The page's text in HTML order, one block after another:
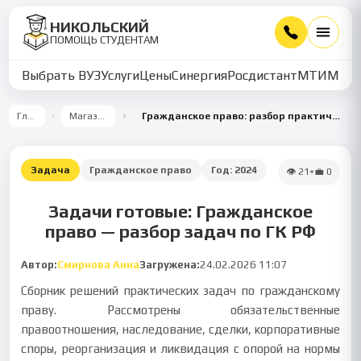
НИКОЛЬСКИЙ
ПОМОЩЬ СТУДЕНТАМ
Выбрать ВУЗУслугиЦеныСинергияРосдистантМТИММУ
Главная Магазин работ Гражданское право: разбор практических задач по обязательствам и наследованию
Задача Гражданское право Год: 2024 👁 21 •💼 0
Задачи готовые: Гражданское
право — разбор задач по ГК РФ
Автор:Смирнова АннаЗагружена:24.02.2026 11:07
Сборник решений практических задач по гражданскому
праву. Рассмотрены обязательственные
правоотношения, наследование, сделки, корпоративные
споры, реорганизация и ликвидация с опорой на нормы